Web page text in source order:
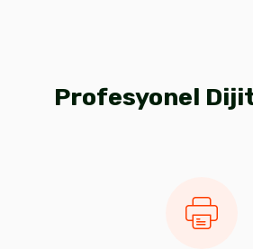
Profesyonel